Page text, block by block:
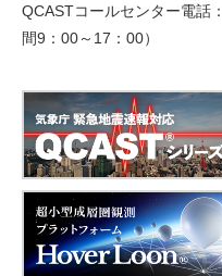
QCASTコールセンター電
間9：00～17：00）